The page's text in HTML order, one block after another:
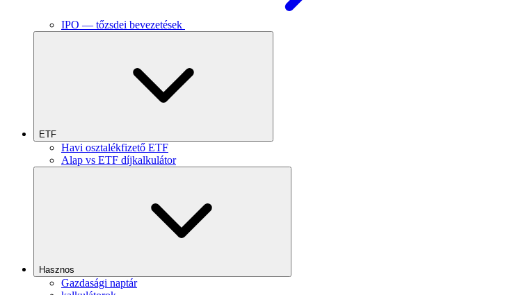
IPO — tőzsdei bevezetések
ETF
Havi osztalékfizető ETF
Alap vs ETF díjkalkulátor
Hasznos
Gazdasági naptár